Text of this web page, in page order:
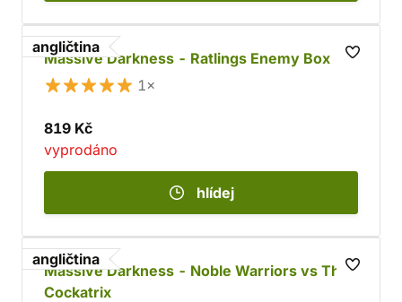
angličtina
Massive Darkness - Ratlings Enemy Box
1×
819 Kč
vyprodáno
hlídej
angličtina
Massive Darkness - Noble Warriors vs The
Cockatrix